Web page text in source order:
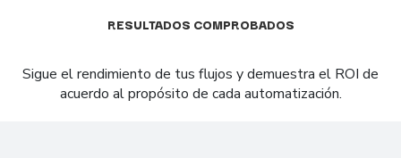
RESULTADOS COMPROBADOS
Sigue el rendimiento de tus flujos y demuestra el ROI de
acuerdo al propósito de cada automatización.